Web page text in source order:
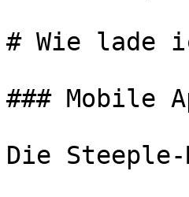
# Wie lade
### Mobile
Die